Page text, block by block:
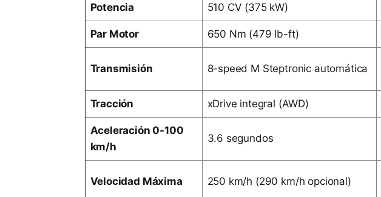
Potencia 510 CV (375 kW)
Par Motor 650 Nm (479 lb-ft)
Transmisión 8-speed M Steptronic automática
Tracción xDrive integral (AWD)
Aceleración 0-100
km/h
3.6 segundos
Velocidad Máxima 250 km/h (290 km/h opcional)